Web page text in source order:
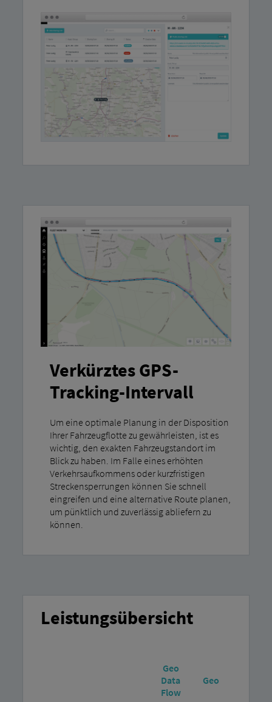
Verkürztes GPS-
Tracking-Intervall
Um eine optimale Planung in der Disposition
Ihrer Fahrzeugflotte zu gewährleisten, ist es
wichtig, den exakten Fahrzeugstandort im
Blick zu haben. Im Falle eines erhöhten
Verkehrsaufkommens oder kurzfristigen
Streckensperrungen können Sie schnell
eingreifen und eine alternative Route planen,
um pünktlich und zuverlässig abliefern zu
können.
Leistungsübersicht
Geo
Data
Flow
Geo